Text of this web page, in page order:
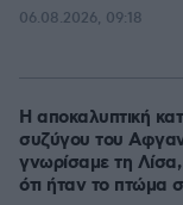
06.08.2026, 09:18
Η αποκαλυπτική
συζύγου του
γνωρίσαμε τη Λίσα,
ότι ήταν το πτώμα